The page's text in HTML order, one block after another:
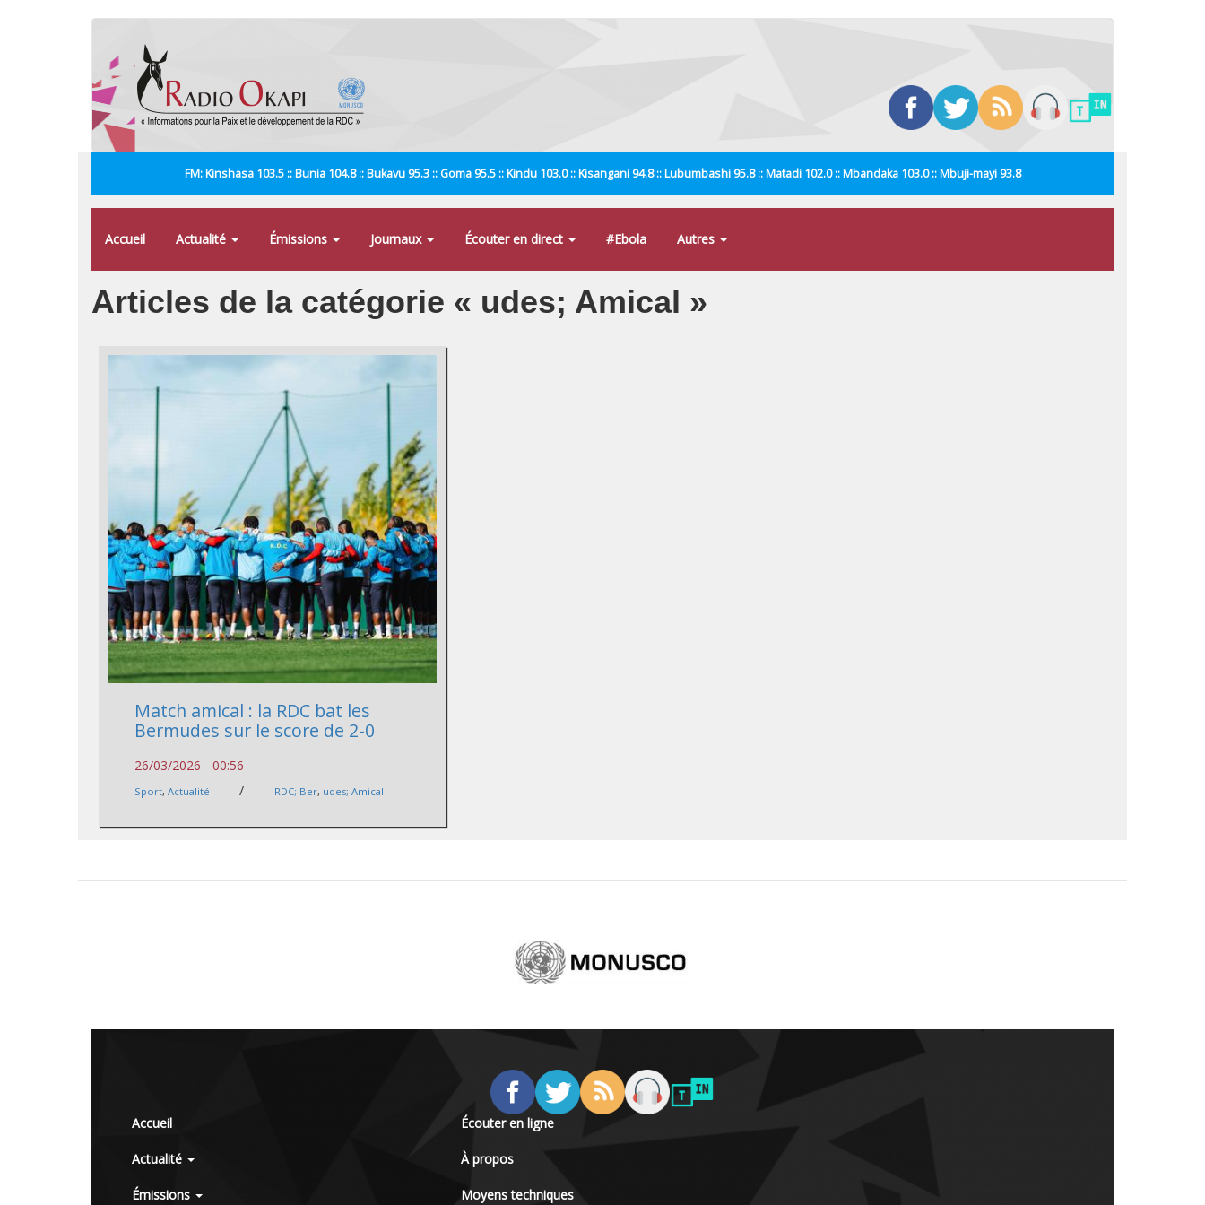
FM: Kinshasa 103.5 :: Bunia 104.8 :: Bukavu 95.3 :: Goma 95.5 :: Kindu 103.0 :: Kisangani 94.8 :: Lubumbashi 95.8 :: Matadi 102.0 :: Mbandaka 103.0 :: Mbuji-mayi 93.8
Accueil Actualité Émissions Journaux Écouter en direct #Ebola Autres
Articles de la catégorie « udes; Amical »
Match amical : la RDC bat les
Bermudes sur le score de 2-0
26/03/2026 - 00:56
Sport,Actualité / RDC; Ber, udes; Amical
Accueil
Actualité
Émissions
Écouter en ligne
À propos
Moyens techniques